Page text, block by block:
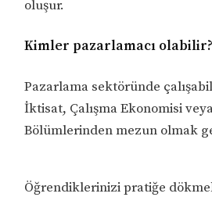
oluşur.
Kimler pazarlamacı olabilir?
Pazarlama sektöründe
İktisat, Çalışma Ekonomisi
Bölümlerinden mezun olmak
Öğrendiklerinizi pratiğe